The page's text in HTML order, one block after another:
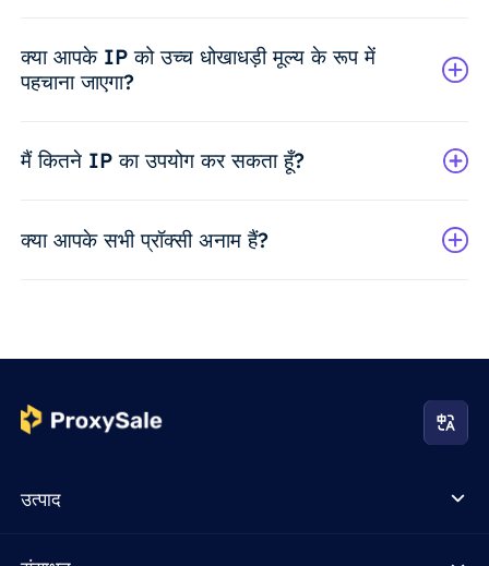
क्या आपके IP को उच्च धोखाधड़ी मूल्य के रूप में
पहचाना जाएगा?
मैं कितने IP का उपयोग कर सकता हूँ?
क्या आपके सभी प्रॉक्सी अनाम हैं?
उत्पाद